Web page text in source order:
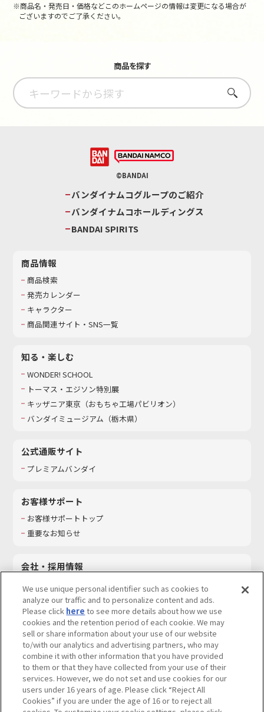
※商品名・発売日・価格などこのホームページの情報は変更になる場合が
ございますのでご了承ください。
商品を探す
さがす
©BANDAI
バンダイナムコグループのご紹介
バンダイナムコホールディングス
BANDAI SPIRITS
商品情報
商品検索
発売カレンダー
キャラクター
商品関連サイト・SNS一覧
知る・楽しむ
WONDER! SCHOOL
トーマス・エジソン特別展
キッザニア東京（おもちゃ工場パビリオン）​
バンダイミュージアム（栃木県）
公式通販サイト
プレミアムバンダイ
お客様サポート
お客様サポートトップ
重要なお知らせ
会社・採用情報
採用情報
サステナビリティ
お問い合わせ
ウェブサイトご利用条件 ソーシャルメディアポリシー
個人情報及び特定個人情報等の取り扱いに関する保護方針
We use unique personal identifier such as cookies to
analyze our traffic and to personalize content and ads.
Please click here to see more details about how we use
cookies and the retention period of each cookie. We may
sell or share information about your use of our website
to/with our analytics and advertising partners, who may
combine it with other information that you have provided
to them or that they have collected from your use of their
services. However, we do not set and use cookies for our
users under 16 years of age. Please click “Reject All
Cookies” if you are under the age of 16 or to reject all